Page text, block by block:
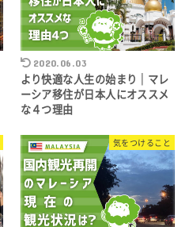
2020.06.03
より快適な人生の始まり｜マレ
ーシア移住が日本人にオススメ
な４つ理由
気をつけること